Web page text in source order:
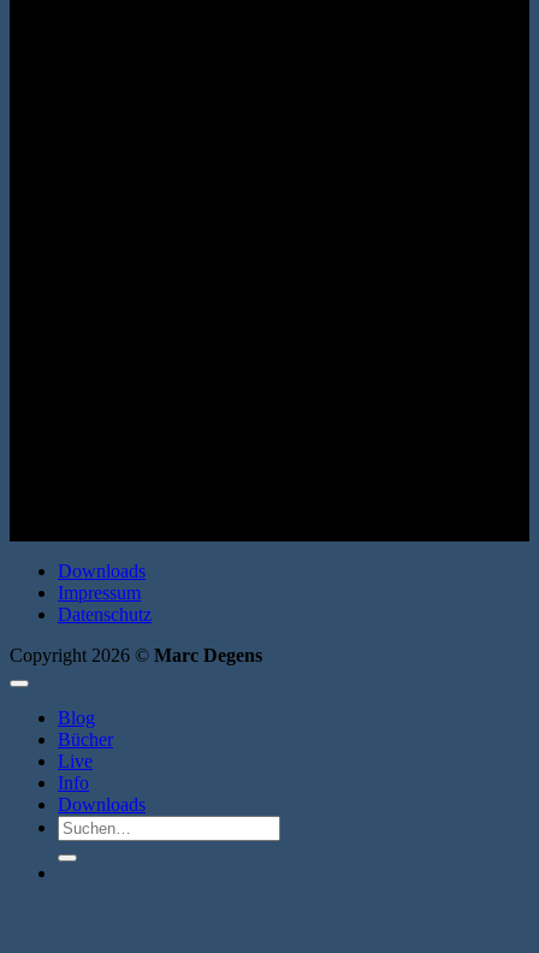
Downloads
Impressum
Datenschutz
Copyright 2026 © Marc Degens
Blog
Bücher
Live
Info
Downloads
Suche
nach: